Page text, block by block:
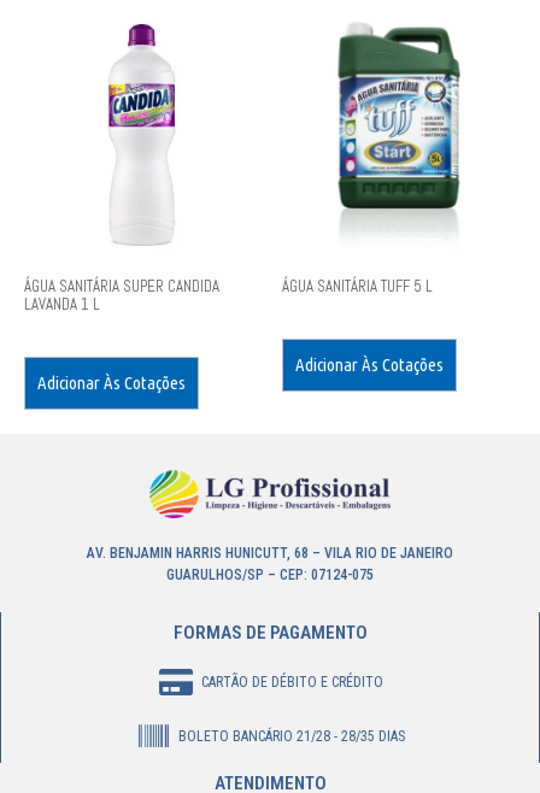
ÁGUA SANITÁRIA SUPER CANDIDA
LAVANDA 1 L
Adicionar Às Cotações
ÁGUA SANITÁRIA TUFF 5 L
Adicionar Às Cotações
AV. BENJAMIN HARRIS HUNICUTT, 68 – VILA RIO DE JANEIRO
GUARULHOS/SP – CEP: 07124-075
FORMAS DE PAGAMENTO
CARTÃO DE DÉBITO E CRÉDITO
BOLETO BANCÁRIO 21/28 - 28/35 DIAS
ATENDIMENTO